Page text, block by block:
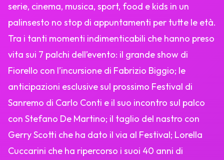
serie, cinema, musica, sport, food e kids in un
palinsesto no stop di appuntamenti per tutte le età.
Tra i tanti momenti indimenticabili che hanno preso
vita sui 7 palchi dell’evento: il grande show di
Fiorello con l’incursione di Fabrizio Biggio; le
anticipazioni esclusive sul prossimo Festival di
Sanremo di Carlo Conti e il suo incontro sul palco
con Stefano De Martino; il taglio del nastro con
Gerry Scotti che ha dato il via al Festival; Lorella
Cuccarini che ha ripercorso i suoi 40 anni di